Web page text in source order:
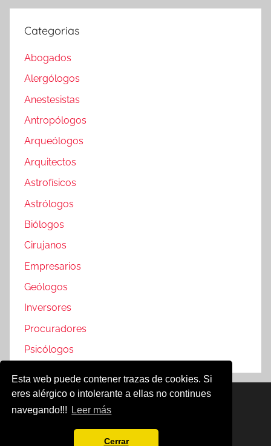
Esta web puede contener trazas de cookies. Si
eres alérgico o intolerante a ellas no continues
navegando!!!
Leer más
Cerrar
Categorias
Abogados
Alergólogos
Anestesistas
Antropólogos
Arqueólogos
Arquitectos
Astrofísicos
Astrólogos
Biólogos
Cirujanos
Empresarios
Geólogos
Inversores
Procuradores
Psicólogos
Famosos @2019
Política de Cookies